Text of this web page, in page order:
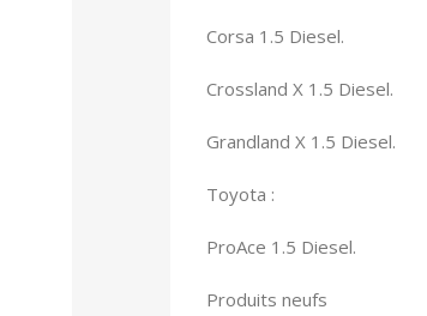
Corsa 1.5 Diesel.
Crossland X 1.5 Diesel.
Grandland X 1.5 Diesel.
Toyota :
ProAce 1.5 Diesel.
Produits neufs